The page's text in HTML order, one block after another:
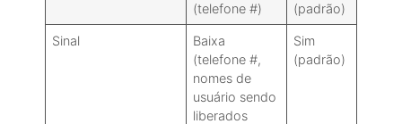
(telefone #)
(padrão)
Sinal
Baixa
(telefone #,
nomes de
usuário sendo
liberados
Sim
(padrão)